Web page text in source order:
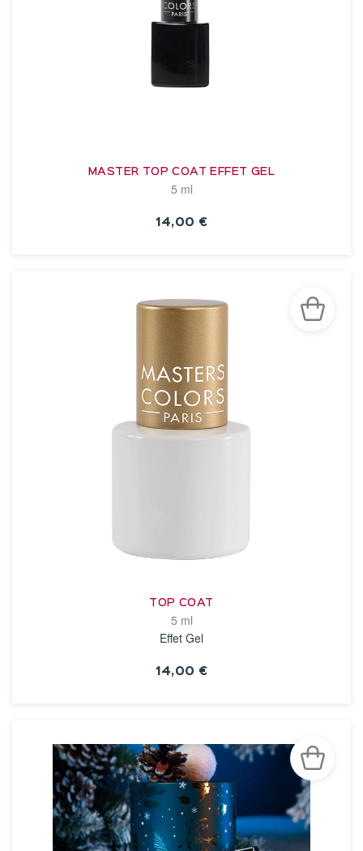
MASTER TOP COAT EFFET GEL
5 ml
14,00 €
TOP COAT
5 ml
Effet Gel
14,00 €